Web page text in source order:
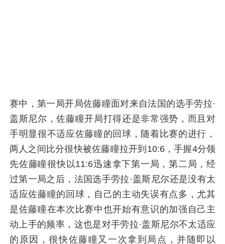
赛中，第一局开局佐藤瞳面对来自法国的选手劳拉·
盖斯尼尔，佐藤瞳开局打得还是非常强势，而且对
手明显很不适应佐藤瞳的回球，随着比赛的进行，
两人之间比分很快被佐藤瞳拉开到10:6，手握4分领
先佐藤瞳很快以11:6迅速拿下第一局，第二局，经
过第一局之后，法国选手劳拉·盖斯尼尔还是没有太
适应佐藤瞳的回球，自己的主动失误有点多，尤其
是佐藤瞳在本次比赛中也开始有意识的加强自己主
动上手的频率，这也是对手劳拉·盖斯尼尔不太适应
的原因，很快佐藤瞳又一次拿到局点，并随即以